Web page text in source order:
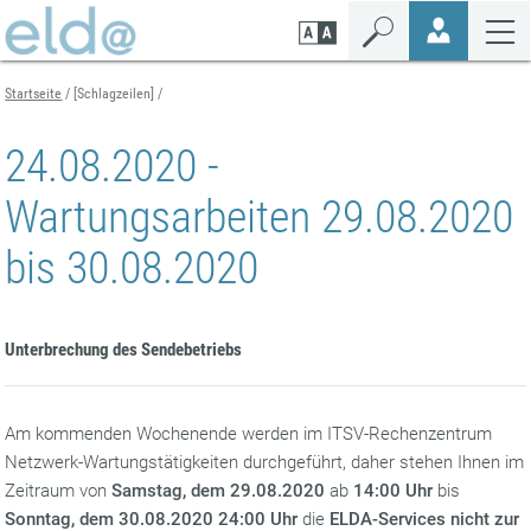
Seiteninhalt
springen
Navigation
springen
Mobilen
Navigation
springen
Startseite [Schlagzeilen]
24.08.2020 -
Wartungsarbeiten 29.08.2020
bis 30.08.2020
Unterbrechung des Sendebetriebs
Am kommenden Wochenende werden im ITSV-Rechenzentrum
Netzwerk-Wartungstätigkeiten durchgeführt, daher stehen Ihnen im
Zeitraum vonSamstag, dem 29.08.2020 ab 14:00 Uhr bis
Sonntag, dem 30.08.2020 24:00 Uhr die ELDA-Services nicht zur